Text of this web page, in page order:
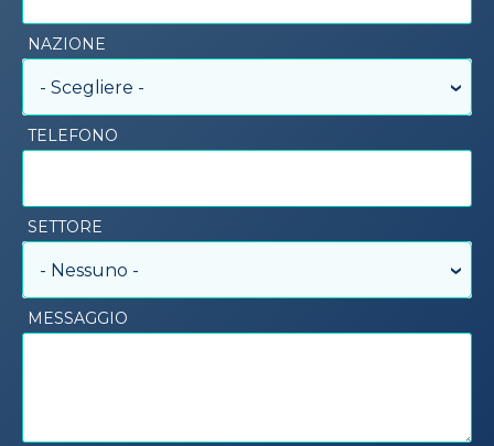
NAZIONE
- Scegliere -
TELEFONO
SETTORE
- Nessuno -
MESSAGGIO